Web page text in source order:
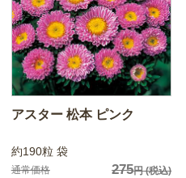
アスター 松本 ピンク
約190粒 袋
通常価格 275円(税込)